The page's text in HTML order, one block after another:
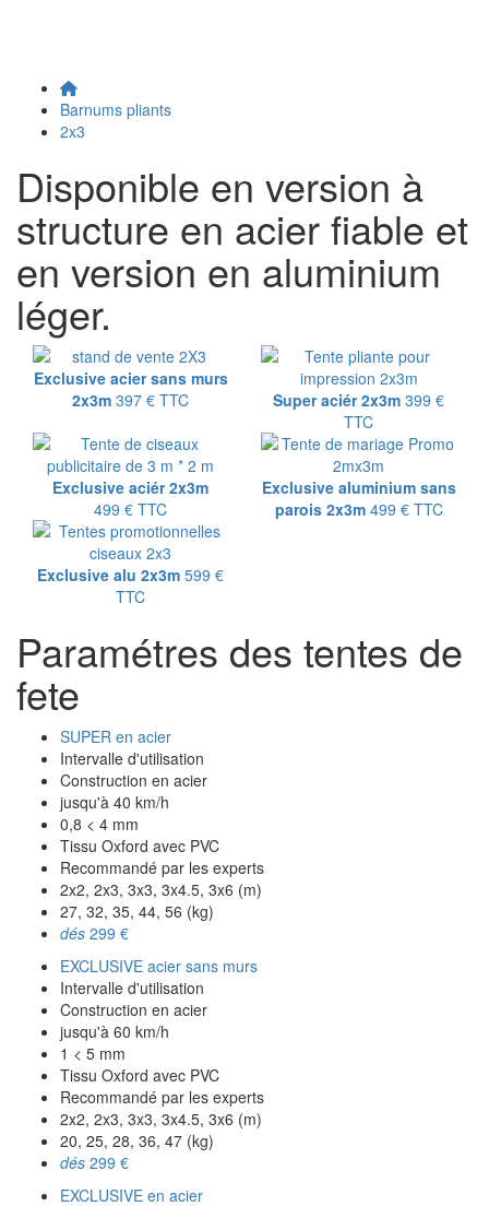
Barnums pliants
2x3
Disponible en version à
structure en acier fiable et
en version en aluminium
léger.
Exclusive acier sans murs
2x3m 397 € TTC Super aciér 2x3m 399 €
TTC
Exclusive aciér 2x3m
499 € TTC
Exclusive aluminium sans
parois 2x3m 499 € TTC
Exclusive alu 2x3m 599 €
TTC
Paramétres des tentes de
fete
SUPER en acier
Intervalle d'utilisation
Construction en acier
jusqu'à 40 km/h
0,8 < 4 mm
Tissu Oxford avec PVC
Recommandé par les experts
2x2, 2x3, 3x3, 3x4.5, 3x6 (m)
27, 32, 35, 44, 56 (kg)
dés 299 €
EXCLUSIVE acier sans murs
Intervalle d'utilisation
Construction en acier
jusqu'à 60 km/h
1 < 5 mm
Tissu Oxford avec PVC
Recommandé par les experts
2x2, 2x3, 3x3, 3x4.5, 3x6 (m)
20, 25, 28, 36, 47 (kg)
dés 299 €
EXCLUSIVE en acier